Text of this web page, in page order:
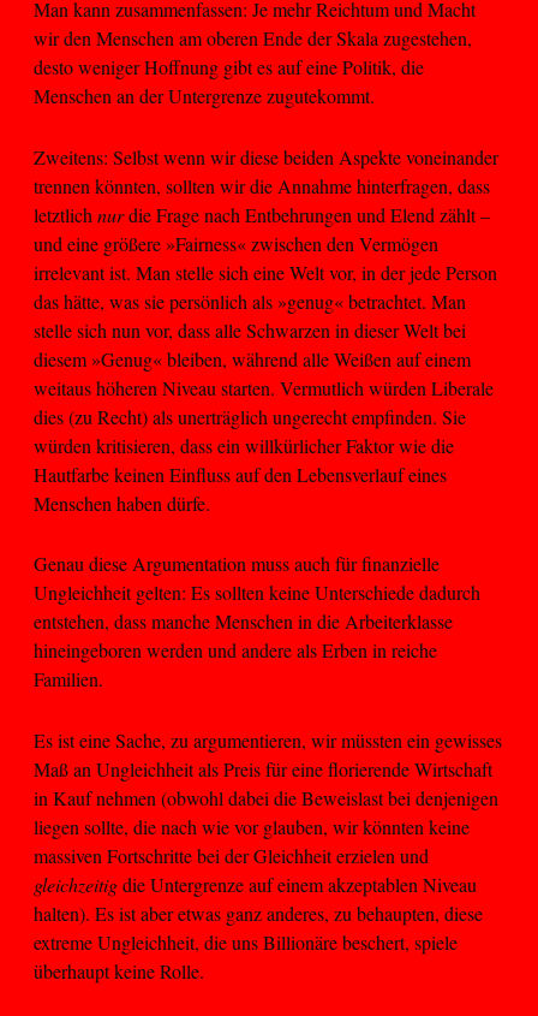
Man kann zusammenfassen: Je mehr Reichtum und Macht
wir den Menschen am oberen Ende der Skala zugestehen,
desto weniger Hoffnung gibt es auf eine Politik, die
Menschen an der Untergrenze zugutekommt.
Zweitens: Selbst wenn wir diese beiden Aspekte voneinander
trennen könnten, sollten wir die Annahme hinterfragen, dass
letztlich nurdie Frage nach Entbehrungen und Elend zählt –
und eine größere »Fairness« zwischen den Vermögen
irrelevant ist. Man stelle sich eine Welt vor, in der jede Person
das hätte, was sie persönlich als »genug« betrachtet. Man
stelle sich nun vor, dass alle Schwarzen in dieser Welt bei
diesem »Genug« bleiben, während alle Weißen auf einem
weitaus höheren Niveau starten. Vermutlich würden Liberale
dies (zu Recht) als unerträglich ungerecht empfinden. Sie
würden kritisieren, dass ein willkürlicher Faktor wie die
Hautfarbe keinen Einfluss auf den Lebensverlauf eines
Menschen haben dürfe.
Genau diese Argumentation muss auch für finanzielle
Ungleichheit gelten: Es sollten keine Unterschiede dadurch
entstehen, dass manche Menschen in die Arbeiterklasse
hineingeboren werden und andere als Erben in reiche
Familien.
Es ist eine Sache, zu argumentieren, wir müssten ein gewisses
Maß an Ungleichheit als Preis für eine florierende Wirtschaft
in Kauf nehmen (obwohl dabei die Beweislast bei denjenigen
liegen sollte, die nach wie vor glauben, wir könnten keine
massiven Fortschritte bei der Gleichheit erzielen und
gleichzeitigdie Untergrenze auf einem akzeptablen Niveau
halten). Es ist aber etwas ganz anderes, zu behaupten, diese
extreme Ungleichheit, die uns Billionäre beschert, spiele
überhaupt keine Rolle.